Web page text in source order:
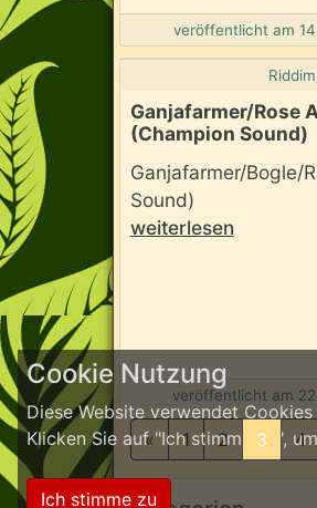
veröffentlicht am
Ganjafarmer/Rose
(Champion Sound)
Ganjafarmer/Bogle/
Sound)
weiterlesen
veröffentlicht am
« 1 2 3 4
Cookie Nutzung
Diese Website verwendet
Klicken Sie auf "Ich stimme zu",
Ich stimme zu